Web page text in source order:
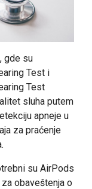
gde su
Test i
Test
sluha putem
apneje u
za praćenje
su AirPods
obaveštenja o